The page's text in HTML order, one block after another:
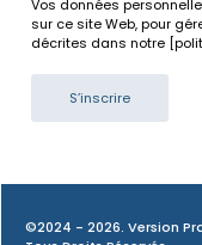
Vos données
sur ce site Web, pour
décrites dans notre
S’inscrire
©2024 - 2026. Version